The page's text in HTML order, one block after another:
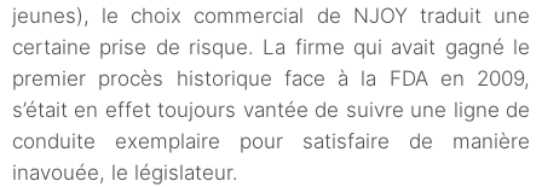
jeunes), le choix commercial de NJOY traduit une
certaine prise de risque. La firme qui avait gagné le
premier procès historique face à la FDA en 2009,
s’était en effet toujours vantée de suivre une ligne de
conduite exemplaire pour satisfaire de manière
inavouée, le législateur.